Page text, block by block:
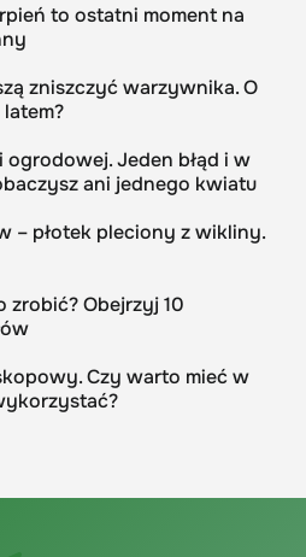
to ostatni moment na
zniszczyć warzywnika. O
Jeden błąd i w
ani jednego kwiatu
– płotek pleciony z wikliny.
zrobić? Obejrzyj 10
Czy warto mieć w